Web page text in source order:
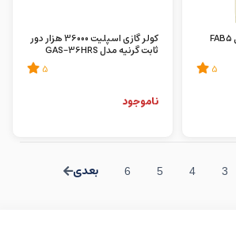
یخچال هتلی اسمگ مدل FAB5
5
کولر گازی اسپلیت 36000 هزار دور
ثابت گرنیه مدل GAS-36HRS
5
ناموجود
3
4
5
6